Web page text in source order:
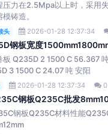
压力在2.5Mpa以上时，采用
铸造。
头 2026-01-28 12:37:34
钢板宽度
板 Q235D 2 1500 C 56.367
3 1500 C 24.07 吨 安阳
2026-01-28 12:37:34 0
钢板Q235C批发
钢板Q235C材料性能